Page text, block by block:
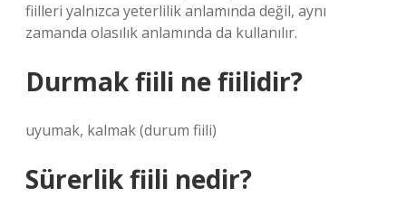
fiilleri yalnızca yeterlilik anlamında değil, aynı
zamanda olasılık anlamında da kullanılır.
Durmak fiili ne fiilidir?
uyumak, kalmak (durum fiili)
Sürerlik fiili nedir?